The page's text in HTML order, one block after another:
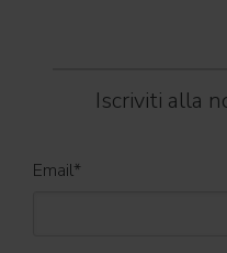
Iscriviti alla
Email*